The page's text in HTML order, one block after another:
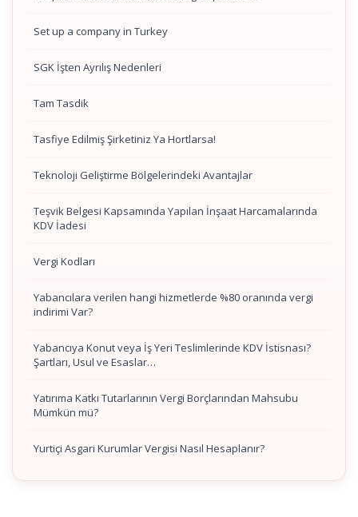
Set up a company in Turkey
SGK İşten Ayrılış Nedenleri
Tam Tasdik
Tasfiye Edilmiş Şirketiniz Ya Hortlarsa!
Teknoloji Geliştirme Bölgelerindeki Avantajlar
Teşvik Belgesi Kapsamında Yapılan İnşaat Harcamalarında
KDV İadesi
Vergi Kodları
Yabancılara verilen hangi hizmetlerde %80 oranında vergi
indirimi Var?
Yabancıya Konut veya İş Yeri Teslimlerinde KDV İstisnası?
Şartları, Usul ve Esaslar…
Yatırıma Katkı Tutarlarının Vergi Borçlarından Mahsubu
Mümkün mü?
Yurtiçi Asgari Kurumlar Vergisi Nasıl Hesaplanır?